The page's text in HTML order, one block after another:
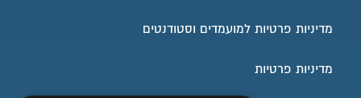
מדיניות פרטיות למועמדים וסטודנטים
מדיניות פרטיות